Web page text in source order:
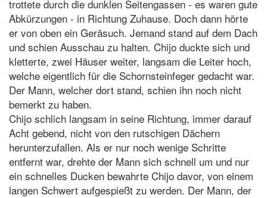
trottete durch die dunklen Seitengassen - es waren gute
Abkürzungen - in Richtung Zuhause. Doch dann hörte
er von oben ein Geräsuch. Jemand stand auf dem Dach
und schien Ausschau zu halten. Chijo duckte sich und
kletterte, zwei Häuser weiter, langsam die Leiter hoch,
welche eigentlich für die Schornsteinfeger gedacht war.
Der Mann, welcher dort stand, schien ihn noch nicht
bemerkt zu haben.
Chijo schlich langsam in seine Richtung, immer darauf
Acht gebend, nicht von den rutschigen Dächern
herunterzufallen. Als er nur noch wenige Schritte
entfernt war, drehte der Mann sich schnell um und nur
ein schnelles Ducken bewahrte Chijo davor, von einem
langen Schwert aufgespießt zu werden. Der Mann, der